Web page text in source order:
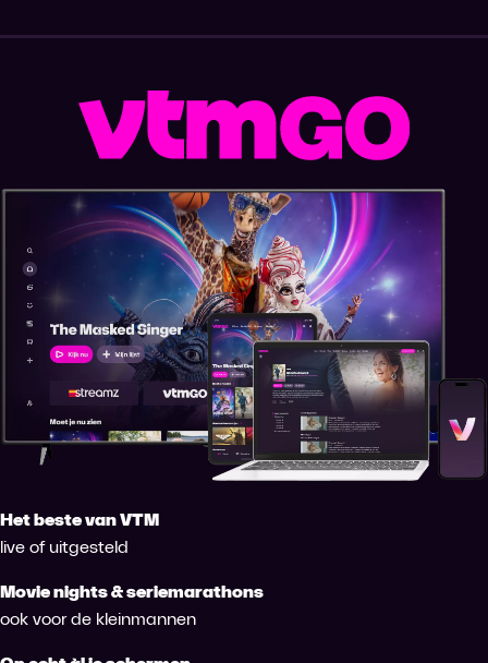
Het beste van VTM
live of uitgesteld
Movie nights & seriemarathons
ook voor de kleinmannen